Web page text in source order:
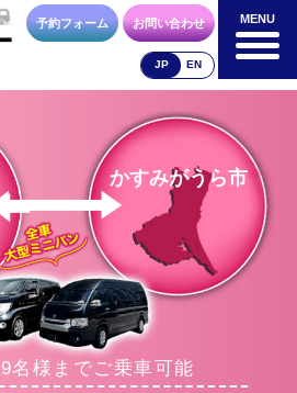
MENU
空港送迎以外
料金表
お支払方法 合流方法
予約フォーム
予約フォーム お問い合わせ
JP EN
MENU
かすみがうら市
名様までご乗車可能